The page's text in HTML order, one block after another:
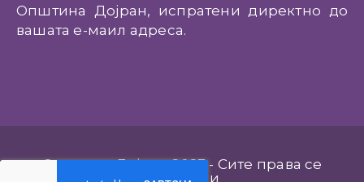
Општина Дојран, испратени директно до
вашата е-маил адреса.
Општина Дојран 2023 - Сите права се
задржани